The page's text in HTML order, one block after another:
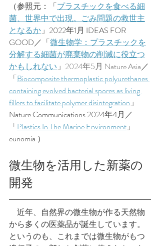
（参照元：「プラスチックを食べる細
菌、世界中で出現。ごみ問題の救世主
となるか 」2022年1月 IDEAS FOR
GOOD／「微生物学：プラスチックを
分解する細菌が廃棄物の削減に役立つ
かもしれない 」 2024年5月 Nature Asia／
「Biocomposite thermoplastic polyurethanes
containing evolved bacterial spores as living
fillers to facilitate polymer disintegration 」
Nature Communications 2024年4月／
「Plastics In The Marine Environment 」
eunomia ）
微生物を活用した新薬の
開発
近年、自然界の微生物が作る天然物
から多くの医薬品が誕生しています。
というのも、 これまでは微生物がもつ